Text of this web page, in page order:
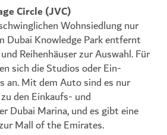
Circle (JVC)
Wohnsiedlung nur
Dubai Knowledge Park entfernt
Reihenhäuser zur Auswahl. Für
sich die Studios oder Ein-
an. Mit dem Auto sind es nur
den Einkaufs- und
Dubai Marina, und es gibt eine
Mall of the Emirates.